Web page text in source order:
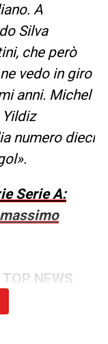
A
Silva
che però
vedo in giro
anni. Michel
numero dieci
Serie A:
NEWS